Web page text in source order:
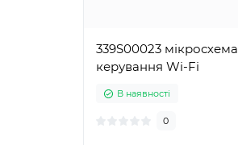
339S00023 мікросхема
керування Wi-Fi
В наявності
0